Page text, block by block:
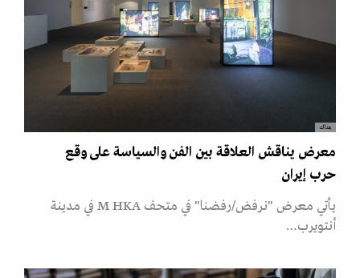
هناك
معرض يناقش العلاقة بين الفن والسياسة على وقع
حرب إيران
يأتي معرض "نرفض/رفضنا" في متحف M HKA في مدينة
أنتويرب…